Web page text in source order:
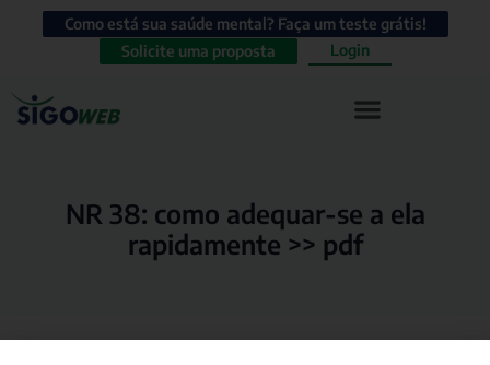
Como está sua saúde mental? Faça um teste grátis!
Solicite uma proposta
Login
NR 38: como adequar-se a ela
rapidamente >> pdf